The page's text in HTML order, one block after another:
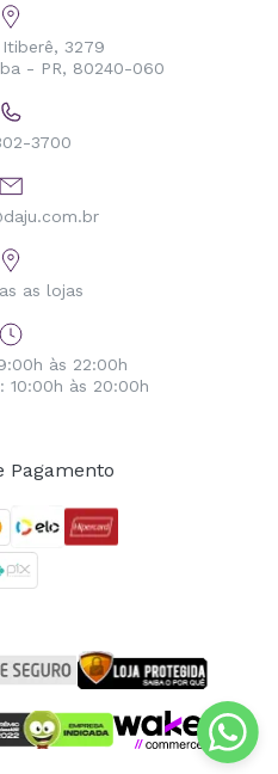
Itiberê, 3279
- PR, 80240-060
3700
as lojas
às 22:00h
10:00h às 20:00h
Pagamento